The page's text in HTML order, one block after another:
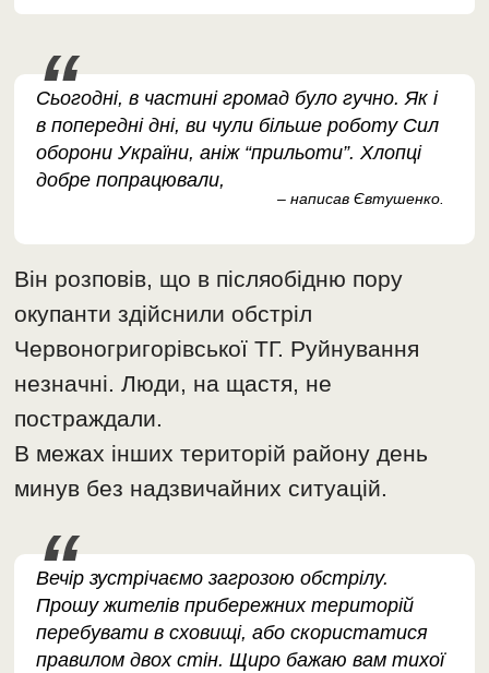
Сьогодні, в частині громад було гучно. Як і
в попередні дні, ви чули більше роботу Сил
оборони України, аніж “прильоти”. Хлопці
добре попрацювали,
– написав Євтушенко.
Він розповів, що в післяобідню пору
окупанти здійснили обстріл
Червоногригорівської ТГ. Руйнування
незначні. Люди, на щастя, не
постраждали.
В межах інших територій району день
минув без надзвичайних ситуацій.
Вечір зустрічаємо загрозою обстрілу.
Прошу жителів прибережних територій
перебувати в сховищі, або скористатися
правилом двох стін. Щиро бажаю вам тихої